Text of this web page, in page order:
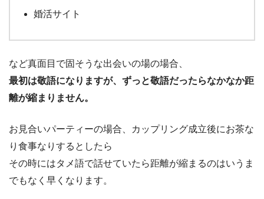
婚活サイト
など真面目で固そうな出会いの場の場合、
最初は敬語になりますが、ずっと敬語だったらなかなか距
離が縮まりません。
お見合いパーティーの場合、カップリング成立後にお茶な
り食事なりするとしたら
その時にはタメ語で話せていたら距離が縮まるのはいうま
でもなく早くなります。